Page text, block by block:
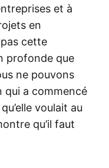
et à
en
pas cette
profonde que
ne pouvons
qui a commencé
voulait au
qu’il faut